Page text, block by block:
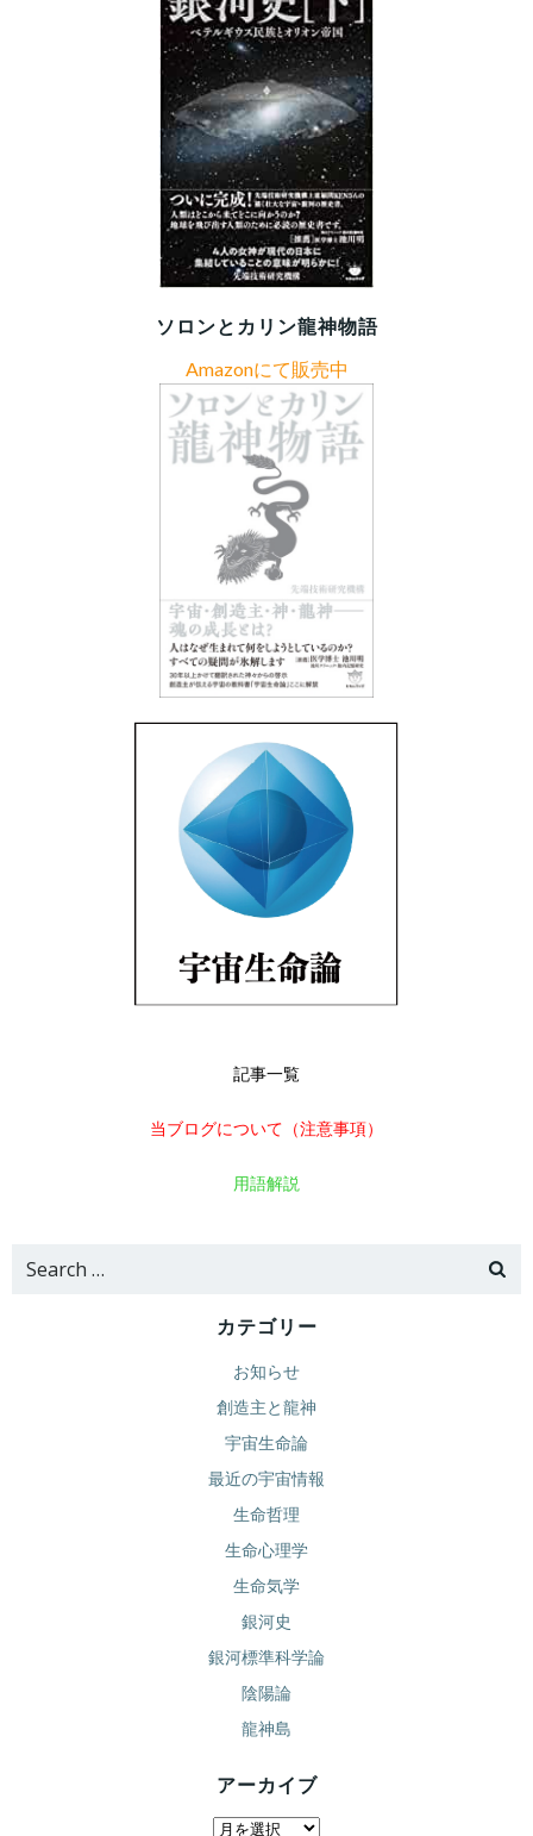
ソロンとカリン龍神物語
Amazonにて販売中
記事一覧
当ブログについて（注意事項）
用語解説
Search
カテゴリー
お知らせ
創造主と龍神
宇宙生命論
最近の宇宙情報
生命哲理
生命心理学
生命気学
銀河史
銀河標準科学論
陰陽論
龍神島
アーカイブ
ア